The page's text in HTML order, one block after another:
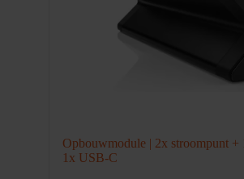
Opbouwmodule | 2x stroompunt
1x USB-C